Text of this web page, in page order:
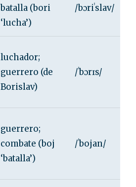
batalla (bori
‘lucha’)
/bɔriˈslav/
luchador;
guerrero (de
Borislav)
/ˈbɔrɪs/
guerrero;
combate (boj
‘batalla’)
/ˈbojan/